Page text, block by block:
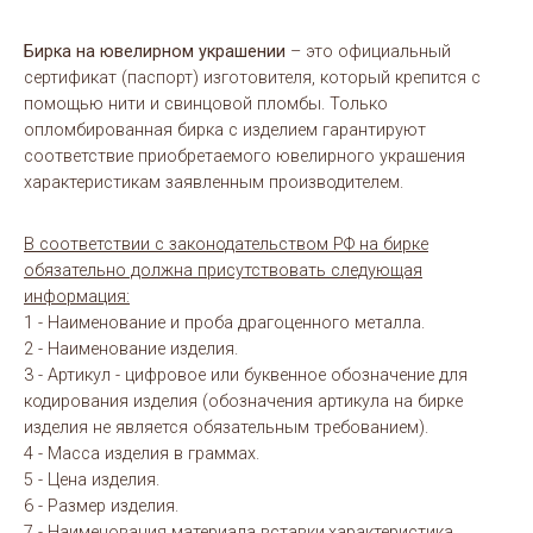
Бирка на ювелирном украшении – это официальный
сертификат (паспорт) изготовителя, который крепится с
помощью нити и свинцовой пломбы. Только
опломбированная бирка с изделием гарантируют
соответствие приобретаемого ювелирного украшения
характеристикам заявленным производителем.
В соответствии с законодательством РФ на бирке
обязательно должна присутствовать следующая
информация:
1 - Наименование и проба драгоценного металла.
2 - Наименование изделия.
3 - Артикул - цифровое или буквенное обозначение для
кодирования изделия (обозначения артикула на бирке
изделия не является обязательным требованием).
4 - Масса изделия в граммах.
5 - Цена изделия.
6 - Размер изделия.